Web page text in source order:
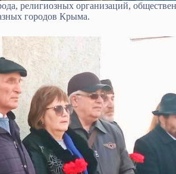
религиозных организаций,
городов Крыма.